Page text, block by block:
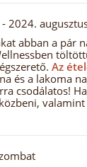
- 2024.
abban a pár
Az
és a lakoma
csodálatos!
valamint